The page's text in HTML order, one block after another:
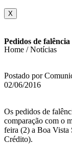
X
Pedidos de
Home / Notícias
Postado por
02/06/2016
Os pedidos de
comparação com o
feira (2) a Boa Vista
Crédito).